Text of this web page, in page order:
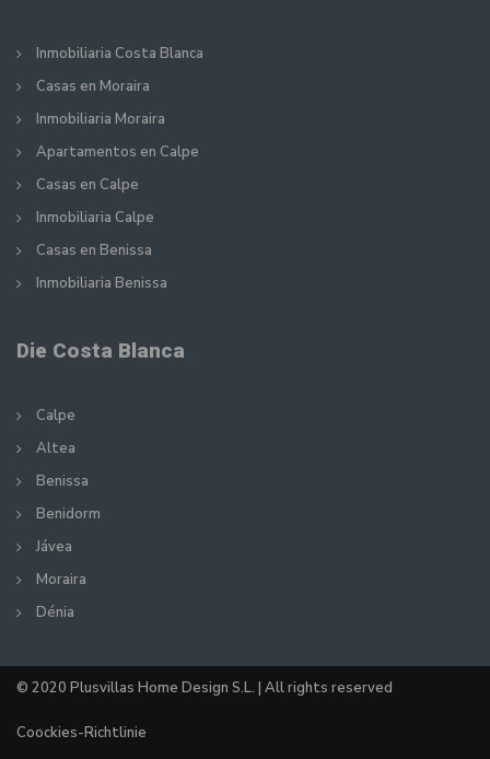
Inmobiliaria Costa Blanca
Casas en Moraira
Inmobiliaria Moraira
Apartamentos en Calpe
Casas en Calpe
Inmobiliaria Calpe
Casas en Benissa
Inmobiliaria Benissa
Die Costa Blanca
Calpe
Altea
Benissa
Benidorm
Jávea
Moraira
Dénia
© 2020 Plusvillas Home Design S.L. | All rights reserved
Coockies-Richtlinie